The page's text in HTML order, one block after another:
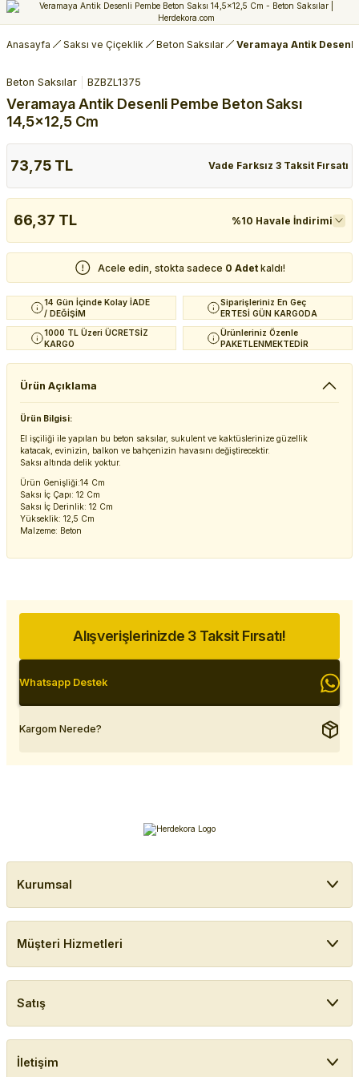
Anasayfa Saksı ve Çiçeklik Beton Saksılar Veramaya Antik Desenli
Beton Saksılar BZBZL1375
Veramaya Antik Desenli Pembe Beton Saksı
14,5x12,5 Cm
73,75 TL Vade Farksız 3 Taksit Fırsatı
66,37 TL %10 Havale İndirimi
Acele edin, stokta sadece 0 Adet kaldı!
14 Gün İçinde Kolay İADE
/ DEĞİŞİM
Siparişleriniz En Geç
ERTESİ GÜN KARGODA
1000 TL Üzeri ÜCRETSİZ
KARGO
Ürünleriniz Özenle
PAKETLENMEKTEDİR
Ürün Açıklama
Ürün Bilgisi:
El işçiliği ile yapılan bu beton saksılar, sukulent ve kaktüslerinize güzellik
katacak, evinizin, balkon ve bahçenizin havasını değiştirecektir.
Saksı altında delik yoktur.
Ürün Genişliği:14 Cm
Saksı İç Çapı: 12 Cm
Saksı İç Derinlik: 12 Cm
Yükseklik: 12,5 Cm
Malzeme: Beton
Alışverişlerinizde 3 Taksit Fırsatı!
Whatsapp Destek
Kargom Nerede?
Kurumsal
Müşteri Hizmetleri
Satış
İletişim